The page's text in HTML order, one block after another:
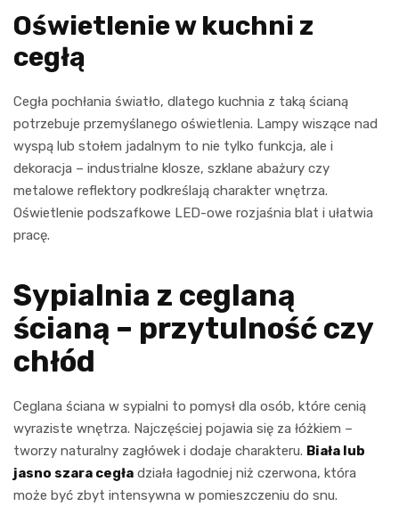
Oświetlenie w kuchni z
cegłą
Cegła pochłania światło, dlatego kuchnia z taką ścianą
potrzebuje przemyślanego oświetlenia. Lampy wiszące nad
wyspą lub stołem jadalnym to nie tylko funkcja, ale i
dekoracja – industrialne klosze, szklane abażury czy
metalowe reflektory podkreślają charakter wnętrza.
Oświetlenie podszafkowe LED-owe rozjaśnia blat i ułatwia
pracę.
Sypialnia z ceglaną
ścianą – przytulność czy
chłód
Ceglana ściana w sypialni to pomysł dla osób, które cenią
wyraziste wnętrza. Najczęściej pojawia się za łóżkiem –
tworzy naturalny zagłówek i dodaje charakteru. Biała lub
jasno szara cegła działa łagodniej niż czerwona, która
może być zbyt intensywna w pomieszczeniu do snu.